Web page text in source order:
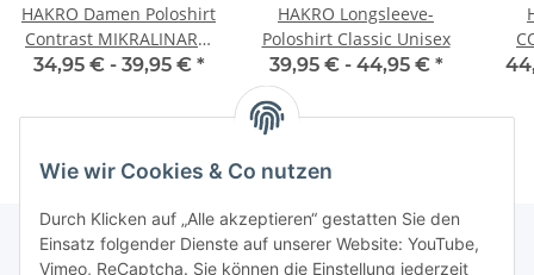
HAKRO Damen Poloshirt
Contrast MIKRALINAR®
Damen
34,95 € - 39,95 € *
HAKRO Longsleeve-
Poloshirt Classic Unisex
39,95 € - 44,95 € *
Wie wir Cookies & Co nutzen
Durch Klicken auf „Alle akzeptieren“ gestatten Sie den
Einsatz folgender Dienste auf unserer Website: YouTube,
Vimeo, ReCaptcha. Sie können die Einstellung jederzeit